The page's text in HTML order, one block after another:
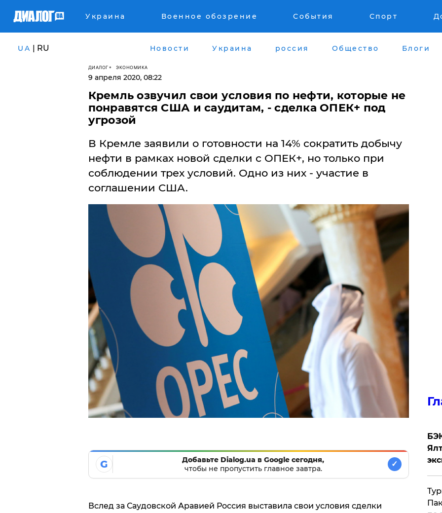
Украина Военное обозрение События Спорт
UA | RU Новости Украина россия Общество Блоги
ДИАЛОГ ЭКОНОМИКА
9 апреля 2020, 08:22
Кремль озвучил свои условия по нефти, которые не
понравятся США и саудитам, - сделка ОПЕК+ под
угрозой
​В Кремле заявили о готовности на 14% сократить добычу
нефти в рамках новой сделки с ОПЕК+, но только при
соблюдении трех условий. Одно из них - участие в
соглашении США.
G
Добавьте Dialog.ua в Google сегодня,
чтобы не пропустить главное завтра.
✓
Вслед за Саудовской Аравией Россия выставила свои условия сделки